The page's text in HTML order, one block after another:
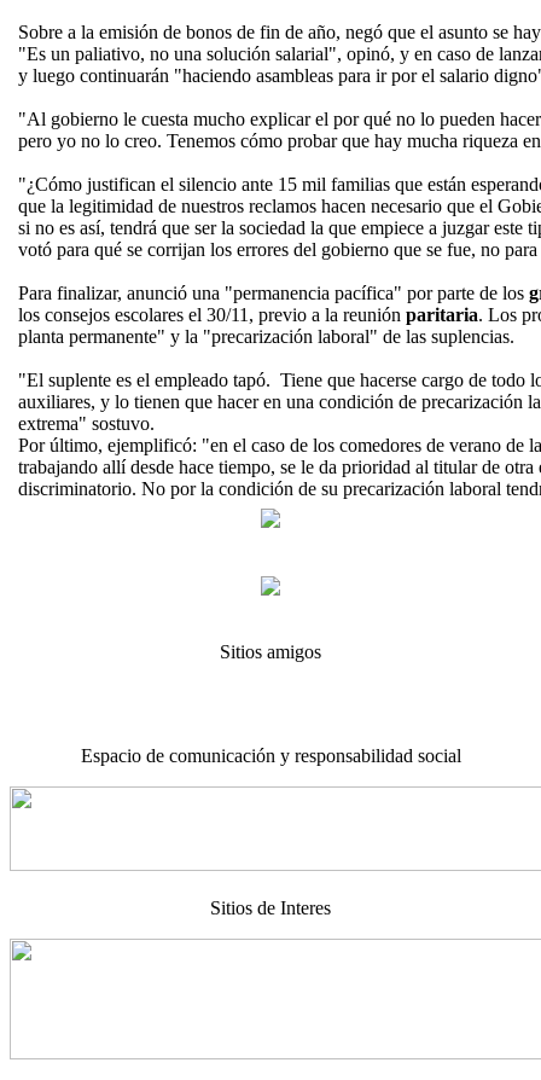
Sobre a la emisión de bonos de fin de año, negó que el asunto se
"Es un paliativo, no una solución salarial", opinó, y en caso de
y luego continuarán "haciendo asambleas para ir por el salario
"Al gobierno le cuesta mucho explicar el por qué no lo pueden
pero yo no lo creo. Tenemos cómo probar que hay mucha riqueza
"¿Cómo justifican el silencio ante 15 mil familias que están
que la legitimidad de nuestros reclamos hacen necesario que el
si no es así, tendrá que ser la sociedad la que empiece a juzgar este
votó para qué se corrijan los errores del gobierno que se fue, no
Para finalizar, anunció una "permanencia pacífica" por parte de los
los consejos escolares el 30/11, previo a la reunión paritaria. Los
planta permanente" y la "precarización laboral" de las suplencias.
"El suplente es el empleado tapó. Tiene que hacerse cargo de todo
auxiliares, y lo tienen que hacer en una condición de precarización
extrema" sostuvo.
Por último, ejemplificó: "en el caso de los comedores de verano de
trabajando allí desde hace tiempo, se le da prioridad al titular de otra
discriminatorio. No por la condición de su precarización laboral
Sitios amigos
Espacio de comunicación y responsabilidad social
Sitios de Interes